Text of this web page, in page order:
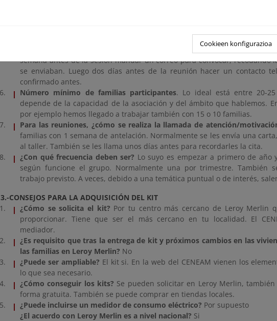
Las convocatorias se
semana antes de la sesión mandar un correo para convocar, recodando
se enviaban. Luego dos días antes de la reunión hacer un contacto
confirmado antes.
Número mínimo de familias participantes. Lo ideal está entre 20-
depende de la capacidad de la asociación y del ámbito que hablemos.
por ejemplo hemos llegado a trabajar también con 15 o 10 familias.
Para las reuniones, ¿cómo se realiza la llamada de atención/
familias con 1 semana de antelación. Normalmente se les envía una
al taller. También se les llama unos días antes para recordarles la cita.
¿Con qué frecuencia deben ser? Lo suyo es empezar a primero de año
según funcione el grupo. Normalmente una por trimestre. También
trabajo previsto. A veces, debido a una temática puntual o de interés,
3.-CONSEJOS PARA LA ADQUISICIÓN DEL KIT
¿Cómo se solicita el kit? Por tu centro más cercano de Leroy Merlin
proporcionar. Tiene que ser el más cercano en tu localidad. El
mediador.
¿Es requisito que tras la entrega de kit y próximos cambios en las
las familias en Leroy Merlin? No
¿Puede ser ampliable? El kit si. En la web del CENEAM vienen los
lo que sea necesario.
¿Cómo conseguir los kits? Se pueden solicitar en Leroy Merlin, también
forma gratuita. También se puede comprar en tiendas locales.
¿Puede incluirse un medidor de consumo eléctrico? Por supuesto
¿El acuerdo con Leroy Merlin es a nivel nacional? Si
Cookieen konfigurazioa